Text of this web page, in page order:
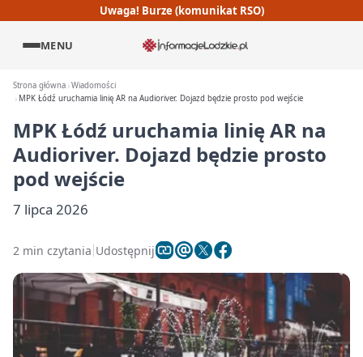
Uwaga! Burze (komunikat RSO)
MENU
Strona główna Wiadomości
MPK Łódź uruchamia linię AR na Audioriver. Dojazd będzie prosto pod wejście
MPK Łódź uruchamia linię AR na
Audioriver. Dojazd będzie prosto
pod wejście
7 lipca 2026
2 min czytania Udostępnij